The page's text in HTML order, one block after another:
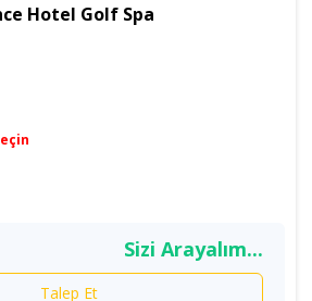
Hotel Golf Spa
Sizi Arayalım...
Talep Et